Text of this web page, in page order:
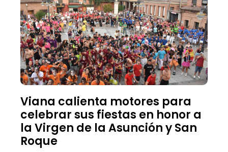
Viana calienta motores para
celebrar sus fiestas en honor a
la Virgen de la Asunción y San
Roque